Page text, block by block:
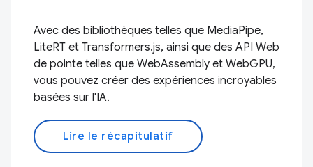
Avec des bibliothèques telles que MediaPipe,
LiteRT et Transformers.js, ainsi que des API Web
de pointe telles que WebAssembly et WebGPU,
vous pouvez créer des expériences incroyables
basées sur l'IA.
Lire le récapitulatif